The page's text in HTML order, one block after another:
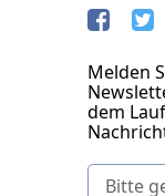
Melden
dem